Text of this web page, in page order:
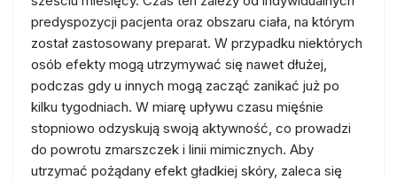
predyspozycji pacjenta oraz obszaru ciała, na którym
został zastosowany preparat. W przypadku niektórych
osób efekty mogą utrzymywać się nawet dłużej,
podczas gdy u innych mogą zacząć zanikać już po
kilku tygodniach. W miarę upływu czasu mięśnie
stopniowo odzyskują swoją aktywność, co prowadzi
do powrotu zmarszczek i linii mimicznych. Aby
utrzymać pożądany efekt gładkiej skóry, zaleca się